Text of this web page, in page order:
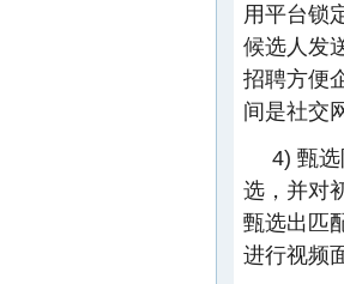
用平台锁
候选人发
招聘方便
间是社交
4) 甄
选，并对
甄选出匹
进行视频